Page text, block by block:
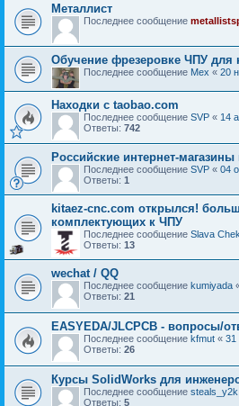
Металлист
Последнее сообщение
Обучение фрезеровке ЧПУ для
Последнее сообщение Mex « 20
Находки c taobao.com
Последнее сообщение SVP « 14
Ответы: 742
Российские интернет-
Последнее сообщение SVP « 04
Ответы: 1
kitaez-cnc.com открылся!
комплектующих к ЧПУ
Последнее сообщение Slava
Ответы: 13
wechat / QQ
Последнее сообщение kumiyada
Ответы: 21
EASYEDA/JLCPCB - вопросы/
Последнее сообщение kfmut « 31
Ответы: 26
Курсы SolidWorks для
Последнее сообщение steals_y2k
Ответы: 5